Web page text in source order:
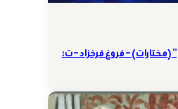
(مختارات) – فروغ فرخزاد – ت: